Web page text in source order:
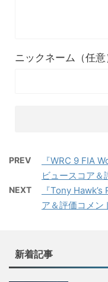
ニックネーム（任意
PREV
『WRC 9 FIA
ビュースコア＆
NEXT
『Tony
ア＆評価コメン
新着記事